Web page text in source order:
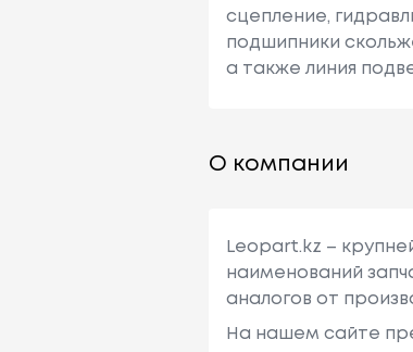
сцепление,
подшипники
а также линия
О компании
Leopart.kz –
наименований
аналогов от
На нашем сайте